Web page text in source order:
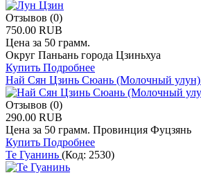
Отзывов (0)
750.00 RUB
Цена за 50 грамм.
Округ Паньань города Цзиньхуа
Купить Подробнее
Най Сян Цзинь Сюань (Молочный улун)
Отзывов (0)
290.00 RUB
Цена за 50 грамм. Провинция Фуцзянь
Купить Подробнее
Те Гуанинь (Код: 2530)